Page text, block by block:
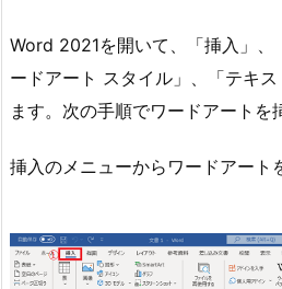
Word 2021を開いて、「挿入」、
ードアート スタイル」、「テキ
ます。次の手順でワードアートを
挿入のメニューからワードアート